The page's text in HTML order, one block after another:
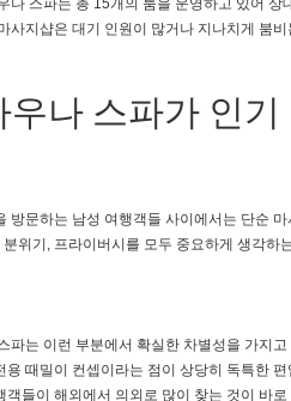
나 스파는 총 15개의 룸을 운영하고 있어
사지샵은 대기 인원이 많거나 지나치게 붐
우나 스파가 인기
방문하는 남성 여행객들 사이에서는 단순
분위기, 프라이버시를 모두 중요하게 생각하
파는 이런 부분에서 확실한 차별성을 가지
용 때밀이 컨셉이라는 점이 상당히 독특한 편
객들이 해외에서 의외로 많이 찾는 것이 바